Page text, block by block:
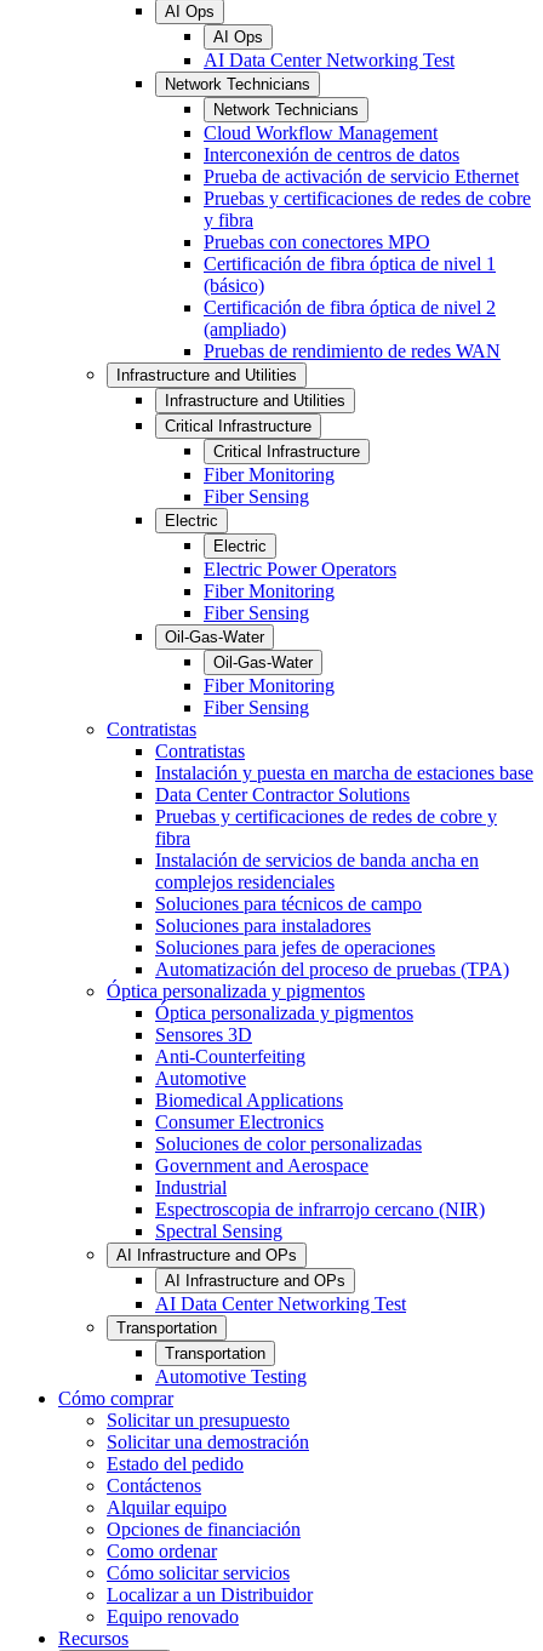
AI Ops
AI Ops
AI Data Center Networking Test
Network Technicians
Network Technicians
Cloud Workflow Management
Interconexión de centros de datos
Prueba de activación de servicio Ethernet
Pruebas y certificaciones de redes de cobre
y fibra
Pruebas con conectores MPO
Certificación de fibra óptica de nivel 1
(básico)
Certificación de fibra óptica de nivel 2
(ampliado)
Pruebas de rendimiento de redes WAN
Infrastructure and Utilities
Infrastructure and Utilities
Critical Infrastructure
Critical Infrastructure
Fiber Monitoring
Fiber Sensing
Electric
Electric
Electric Power Operators
Fiber Monitoring
Fiber Sensing
Oil-Gas-Water
Oil-Gas-Water
Fiber Monitoring
Fiber Sensing
Contratistas
Contratistas
Instalación y puesta en marcha de estaciones base
Data Center Contractor Solutions
Pruebas y certificaciones de redes de cobre y
fibra
Instalación de servicios de banda ancha en
complejos residenciales
Soluciones para técnicos de campo
Soluciones para instaladores
Soluciones para jefes de operaciones
Automatización del proceso de pruebas (TPA)
Óptica personalizada y pigmentos
Óptica personalizada y pigmentos
Sensores 3D
Anti-Counterfeiting
Automotive
Biomedical Applications
Consumer Electronics
Soluciones de color personalizadas
Government and Aerospace
Industrial
Espectroscopia de infrarrojo cercano (NIR)
Spectral Sensing
AI Infrastructure and OPs
AI Infrastructure and OPs
AI Data Center Networking Test
Transportation
Transportation
Automotive Testing
Cómo comprar
Solicitar un presupuesto
Solicitar una demostración
Estado del pedido
Contáctenos
Alquilar equipo
Opciones de financiación
Como ordenar
Cómo solicitar servicios
Localizar a un Distribuidor
Equipo renovado
Recursos